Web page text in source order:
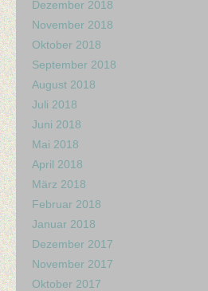
Dezember 2018
November 2018
Oktober 2018
September 2018
August 2018
Juli 2018
Juni 2018
Mai 2018
April 2018
März 2018
Februar 2018
Januar 2018
Dezember 2017
November 2017
Oktober 2017